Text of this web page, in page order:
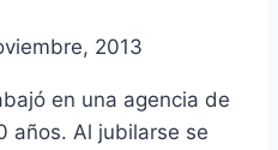
2013
en una agencia de
años. Al jubilarse se